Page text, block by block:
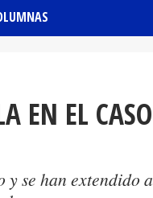
EN EL CASO
se han extendido a